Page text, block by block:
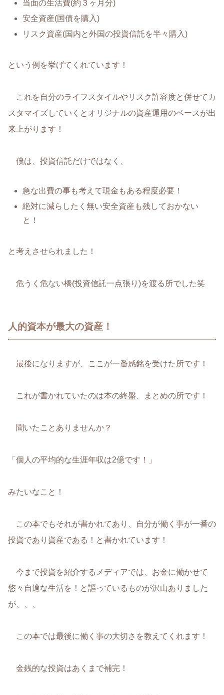
当面の生活費(約３ヶ月分)
安全資産(国債を購入)
リスク資産(国内と外国の投資信託を半々購入)
という例を挙げてくれています！
これを自分のライフスタイルやリスク許容度と併せてカ
スタマイズしていくとオリジナルの資産運用のベースが出
来上がります！
僕は、投資信託だけではなく、
急な出費の事も考えて現金もある程度必要！
絶対に減らしたく無い安全資産も残しておかない
と！
と考えさせられました！
危うく危ない橋(投資信託一点張り)を渡る所でした笑
人的資本が最大の資産！
最後になりますが、ここが一番感銘を受けた所です！
これが書かれていたのは本の終盤、まとめの所です！
聞いたことありませんか？
「個人の平均的な生涯年収は2億です！」
みたいなこと！
この本でもそれが書かれてあり、自分が働く事が一番の
投資であり資産である！と書かれています！
今まで投資を紹介するメディアでは、お金に働かせて
悠々自適な生活を！と謳っているものが沢山ありました
が、、、
この本では最後に働く事の大切さを教えてくれます！
金銭的な投資はあくまで補完！